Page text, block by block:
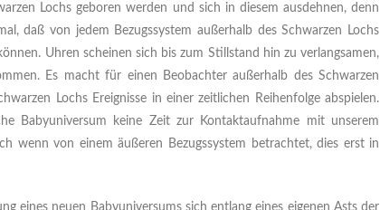
Lochs geboren werden und sich in diesem ausdehnen, denn
daß von jedem Bezugssystem außerhalb des Schwarzen Lochs
Uhren scheinen sich bis zum Stillstand hin zu verlangsamen,
Es macht für einen Beobachter außerhalb des Schwarzen
Lochs Ereignisse in einer zeitlichen Reihenfolge abspielen.
Babyuniversum keine Zeit zur Kontaktaufnahme mit unserem
wenn von einem äußeren Bezugssystem betrachtet, dies erst in
eines neuen Babyuniversums sich entlang eines eigenen Asts der